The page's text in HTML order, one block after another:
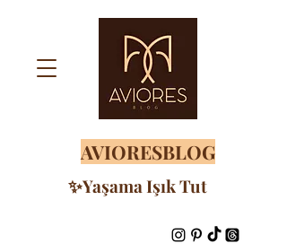
AVIORESBLOG
✨Yaşama Işık Tut